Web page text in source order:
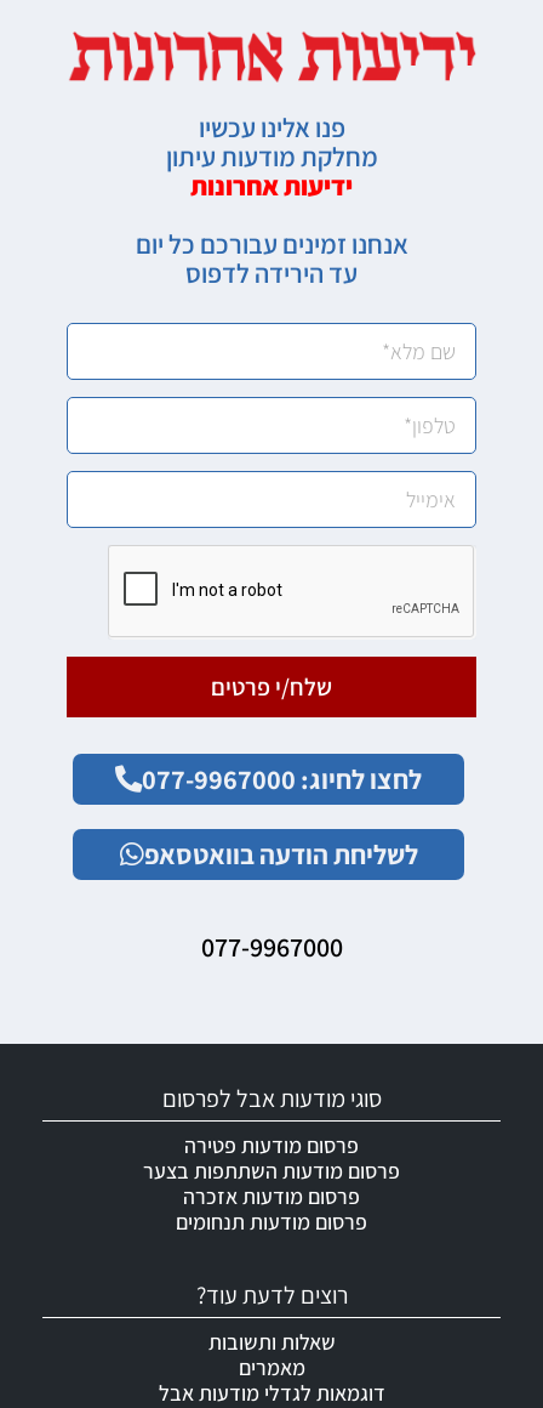
פנו אלינו עכשיו
מחלקת מודעות עיתון
ידיעות אחרונות
אנחנו זמינים עבורכם כל יום
עד הירידה לדפוס
שלח/י פרטים
לחצו לחיוג: 077-9967000
לשליחת הודעה בוואטסאפ
077-9967000
רוצים לדעת עוד?
שאלות ותשובות
מאמרים
דוגמאות לגדלי מודעות אבל
סוגי מודעות אבל לפרסום
פרסום מודעות פטירה
פרסום מודעות השתתפות בצער
פרסום מודעות אזכרה
פרסום מודעות תנחומים